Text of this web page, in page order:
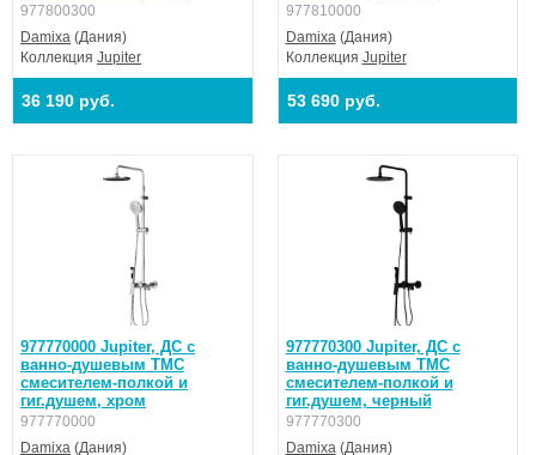
977800300
Damixa (Дания)
Коллекция Jupiter
36 190 руб.
977810000
Damixa(Дания)
Коллекция Jupiter
53 690 руб.
977770000 Jupiter, ДС с
ванно-душевым ТМС
смесителем-полкой и
гиг.душем, хром
977770000
Damixa (Дания)
977770300 Jupiter, ДС с
ванно-душевым ТМС
смесителем-полкой и
гиг.душем, черный
977770300
Damixa(Дания)